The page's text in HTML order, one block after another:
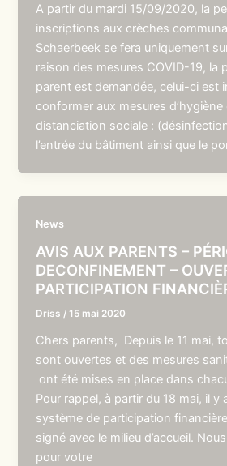
A partir du mardi 15/09/2020, la
inscriptions aux crèches
Schaerbeek se fera uniquement
raison des mesures COVID-19, la
parent est demandée, celui-ci est
conformer aux mesures d’hygiène
distanciation sociale :
l’entrée du bâtiment ainsi que le
News
AVIS AUX PARENTS –
DECONFINEMENT –
PARTICIPATION
Driss /15 mai 2020
Chers parents, Depuis le 11 mai,
sont ouvertes et des mesures
ont été mises en place dans
Pour rappel, à partir du 18 mai, il y
système de participation
signé avec le milieu d’accueil.
pour votre